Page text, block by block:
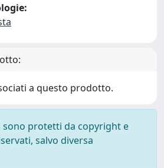
a questo prodotto.
sono protetti da copyright e
salvo diversa